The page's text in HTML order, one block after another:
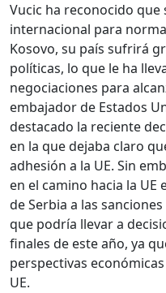
Vucic ha reconocido que
internacional para
Kosovo, su país sufrirá
políticas, lo que le ha
negociaciones para
embajador de Estados
destacado la reciente
en la que dejaba claro
adhesión a la UE. Sin
en el camino hacia la UE
de Serbia a las
que podría llevar a
finales de este año, ya
perspectivas
UE.